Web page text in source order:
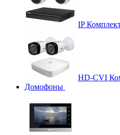
IP
HD-CVI
Домофоны